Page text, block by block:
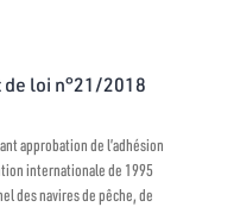
loi n°21/2018
approbation de l’adhésion
internationale de 1995
des navires de pêche, de